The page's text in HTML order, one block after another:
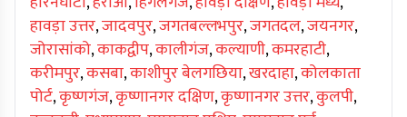
हावड़ा उत्तर,जादवपुर,जगतबल्लभपुर,जगतदल,जयनगर,
जोरासांको,काकद्वीप,कालीगंज,कल्याणी,कमरहाटी,
करीमपुर,कसबा,काशीपुर बेलगछिया,खरदाहा,कोलकाता
पोर्ट,कृष्णगंज,कृष्णानगर दक्षिण,कृष्णानगर उत्तर,कुलपी,